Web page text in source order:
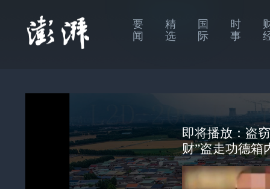
要
闻
精
选
国
际
时
事
即将播放： 盗
财”盗走功德箱